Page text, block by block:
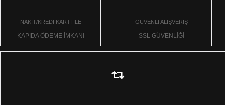
NAKİT/KREDİ KARTI İLE
KAPIDA ÖDEME İMKANI
GÜVENLİ ALIŞVERİŞ
SSL GÜVENLİĞİ